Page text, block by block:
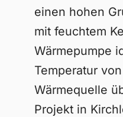
einen hohen
mit feuchtem
Wärmepumpe
Temperatur
Wärmequelle
Projekt in